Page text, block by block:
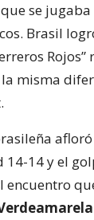
se jugaba
Brasil
misma
14 y el